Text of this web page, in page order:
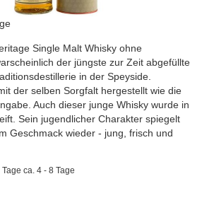
Single Malt Whisky ohne
der jüngste zur Zeit abgefüllte
in der Speyside.
der selben Sorgfalt hergestellt wie die
Auch dieser junge Whisky wurde in
Sein jugendlicher Charakter spiegelt
Geschmack wieder - jung, frisch und
ca. 4 - 8 Tage